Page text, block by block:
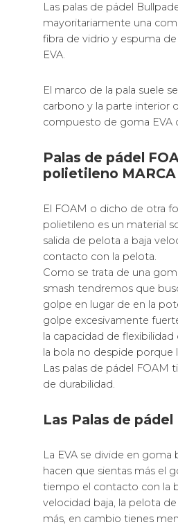
Las palas de pádel
mayoritariamente una
fibra de vidrio y espuma
EVA.
El marco de la pala suele
carbono y la parte interior
compuesto de goma EVA
Palas de pádel
polietileno MARCA
El FOAM o dicho de otra
polietileno es un material
salida de pelota a baja
contacto con la pelota.
Como se trata de una
smash tendremos que
golpe en lugar de en la
golpe excesivamente
la capacidad de
la bola no despide porque
Las palas de pádel FOAM
de durabilidad.
Las Palas de pádel
La EVA se divide en goma
hacen que sientas más el
tiempo el contacto con la
velocidad baja, la pelota
más, en cambio tienes